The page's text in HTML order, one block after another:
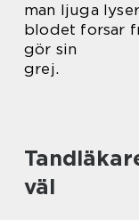
man ljuga
blodet forsar
gör sin
grej.
väl